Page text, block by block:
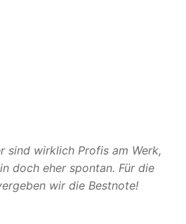
sind wirklich Profis am Werk,
doch eher spontan. Für die
wir die Bestnote!